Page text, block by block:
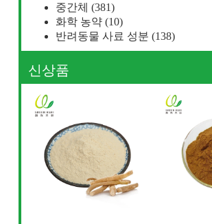
중간체 (381)
화학 농약 (10)
반려동물 사료 성분 (138)
신상품